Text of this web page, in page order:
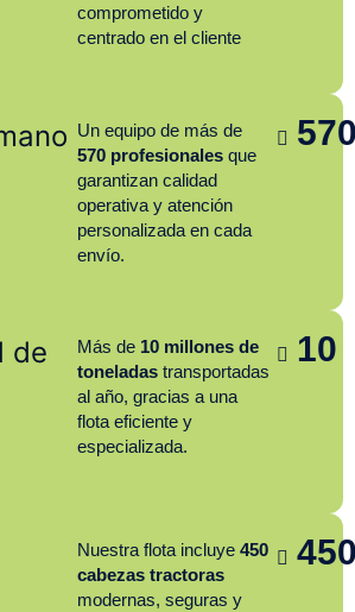
comprometido y
centrado en el cliente
Un equipo de más de
570 profesionalesque
garantizan calidad
operativa y atención
personalizada en cada
envío.
de
Más de 10 millones de
toneladastransportadas
al año, gracias a una
flota eficiente y
especializada.
10
Nuestra flota incluye 450
cabezas tractoras
modernas, seguras y